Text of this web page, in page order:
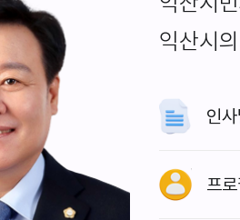
익산시
인
프